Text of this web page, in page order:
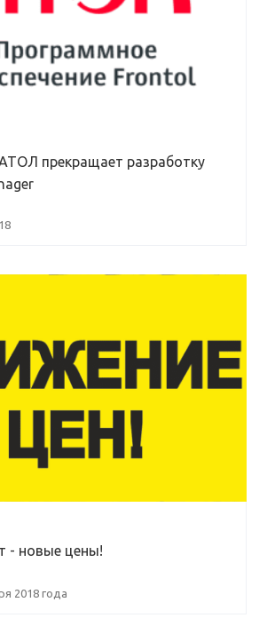
прекращает разработку
- новые цены!
2018 года